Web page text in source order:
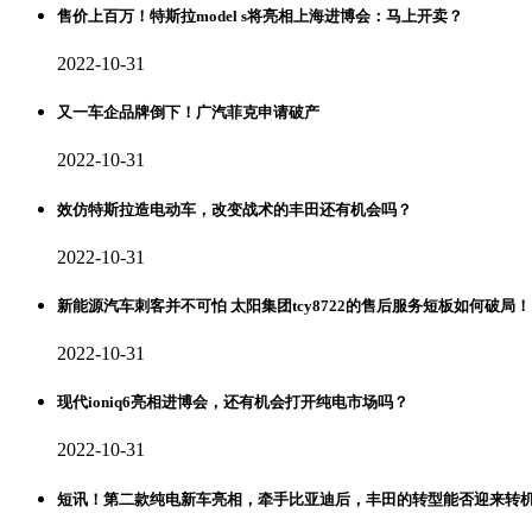
售价上百万！特斯拉model s将亮相上海进博会：马上开卖？
2022-10-31
又一车企品牌倒下！广汽菲克申请破产
2022-10-31
效仿特斯拉造电动车，改变战术的丰田还有机会吗？
2022-10-31
新能源汽车刺客并不可怕 太阳集团tcy8722的售后服务短板如何破局！
2022-10-31
现代ioniq6亮相进博会，还有机会打开纯电市场吗？
2022-10-31
短讯！第二款纯电新车亮相，牵手比亚迪后，丰田的转型能否迎来转